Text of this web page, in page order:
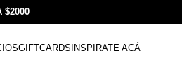
$2000
GIFTCARDS INSPIRATE ACÁ